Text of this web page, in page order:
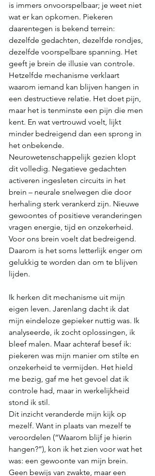
is immers onvoorspelbaar; je weet niet
wat er kan opkomen. Piekeren
daarentegen is bekend terrein:
dezelfde gedachten, dezelfde rondjes,
dezelfde voorspelbare spanning. Het
geeft je brein de illusie van controle.
Hetzelfde mechanisme verklaart
waarom iemand kan blijven hangen in
een destructieve relatie. Het doet pijn,
maar het is tenminste een pijn die men
kent. En wat vertrouwd voelt, lijkt
minder bedreigend dan een sprong in
het onbekende.
Neurowetenschappelijk gezien klopt
dit volledig. Negatieve gedachten
activeren ingesleten circuits in het
brein – neurale snelwegen die door
herhaling sterk verankerd zijn. Nieuwe
gewoontes of positieve veranderingen
vragen energie, tijd en onzekerheid.
Voor ons brein voelt dat bedreigend.
Daarom is het soms letterlijk enger om
gelukkig te worden dan om te blijven
lijden.
Ik herken dit mechanisme uit mijn
eigen leven. Jarenlang dacht ik dat
mijn eindeloze gepieker nuttig was. Ik
analyseerde, ik zocht oplossingen, ik
bleef malen. Maar achteraf besef ik:
piekeren was mijn manier om stilte en
onzekerheid te vermijden. Het hield
me bezig, gaf me het gevoel dat ik
controle had, maar in werkelijkheid
stond ik stil.
Dit inzicht veranderde mijn kijk op
mezelf. Want in plaats van mezelf te
veroordelen (“Waarom blijf je hierin
hangen?”), kon ik het zien voor wat het
was: een gewoonte van mijn brein.
Geen bewijs van zwakte, maar een